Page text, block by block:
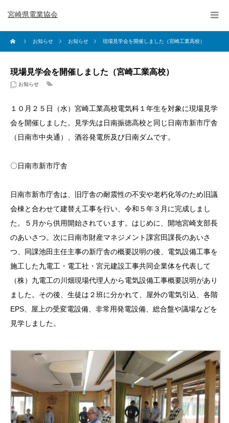
宮崎県電業協会
お知らせ お知らせ 現場見学会を開催しました（宮崎工業高校）
現場見学会を開催しました（宮崎工業高校）
お知らせ
１０月２５日（水）宮崎工業高校電気科１年生を対象に現場見学
会を開催しました。見学先は日南振徳高校と同じ日南市新市庁舎
（日南市中央通）、酒谷発電所及び日南ダムです。
〇日南市新市庁舎
日南市新市庁舎は、旧庁舎の耐震性の不安や老朽化等のため旧議
会棟と合わせて建替え工事を行い、令和５年３月に完成しまし
た。５月から供用開始されています。はじめに、開地宮崎支部長
のあいさつ。次に日南市財産マネジメント課宮田課長のあいさ
つ、同課池田主任主事の新庁舎の概要説明の後、電気設備工事を
施工した九電工・電工社・宮元建設工事共同企業体を代表して
（株）九電工の川畑現場代理人から電気設備工事概要説明があり
ました。その後、生徒は２班に分かれて、屋外の電気引込、各階
EPS、屋上の受変電設備、非常用発電設備、総合盤や議場などを
見学しました。